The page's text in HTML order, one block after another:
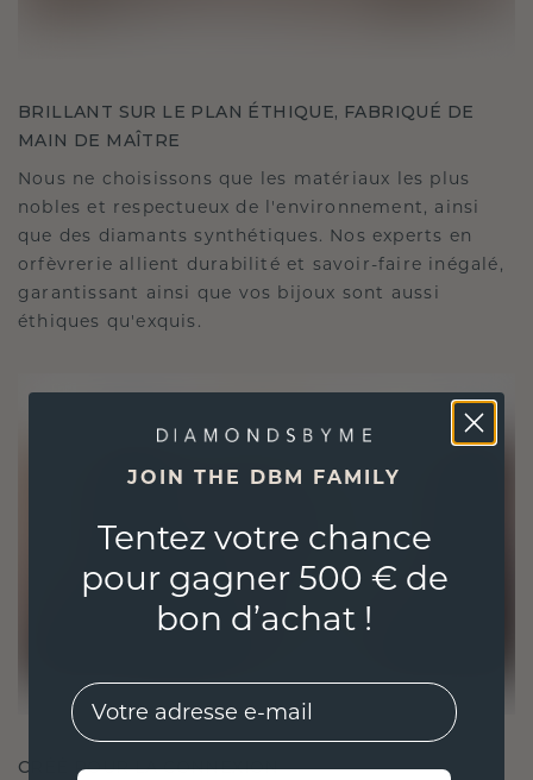
BRILLANT SUR LE PLAN ÉTHIQUE, FABRIQUÉ DE
MAIN DE MAÎTRE
Nous ne choisissons que les matériaux les plus
nobles et respectueux de l'environnement, ainsi
que des diamants synthétiques. Nos experts en
orfèvrerie allient durabilité et savoir-faire inégalé,
garantissant ainsi que vos bijoux sont aussi
éthiques qu'exquis.
CRÉÉ POUR LA CONNEXION
JOIN THE DBM FAMILY
Tentez votre chance
pour gagner 500 € de
bon d’achat !
EMail